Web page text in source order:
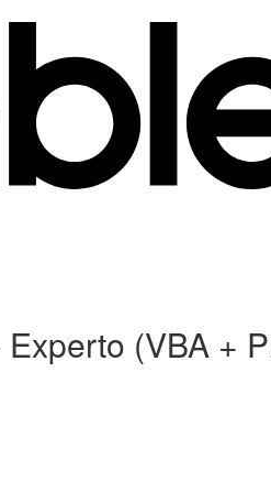
(VBA +